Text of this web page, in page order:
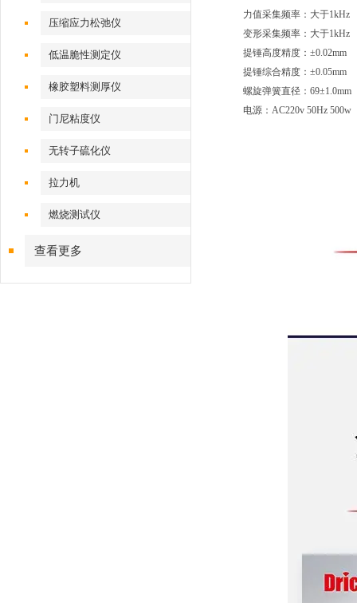
压缩应力松弛仪
低温脆性测定仪
橡胶塑料测厚仪
门尼粘度仪
无转子硫化仪
拉力机
燃烧测试仪
查看更多
力值采集频率：大于1kHz
变形采集频率：大于1kHz
提锤高度精度：±0.02mm
提锤综合精度：±0.05mm
螺旋弹簧直径：69±1.0mm
电源：AC220v 50Hz 500w